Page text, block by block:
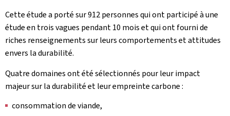
Cette étude a porté sur 912 personnes qui ont participé à une
étude en trois vagues pendant 10 mois et qui ont fourni de
riches renseignements sur leurs comportements et attitudes
envers la durabilité.
Quatre domaines ont été sélectionnés pour leur impact
majeur sur la durabilité et leur empreinte carbone :
consommation de viande,